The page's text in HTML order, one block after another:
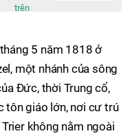
trên
5 năm 1818 ở
một nhánh của sông
Đức, thời Trung cổ,
tôn giáo lớn, nơi cư trú
không nằm ngoài